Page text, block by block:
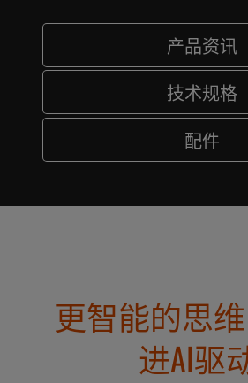
产品资讯
技术规格
配件
更智能的思
进AI驱